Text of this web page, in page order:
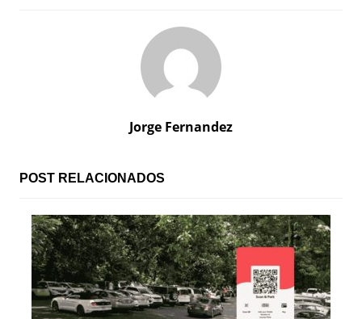
ó
n
d
e
e
Jorge Fernandez
POST RELACIONADOS